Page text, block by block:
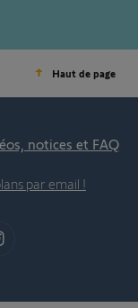
Haut de page
notices et FAQ
par email !